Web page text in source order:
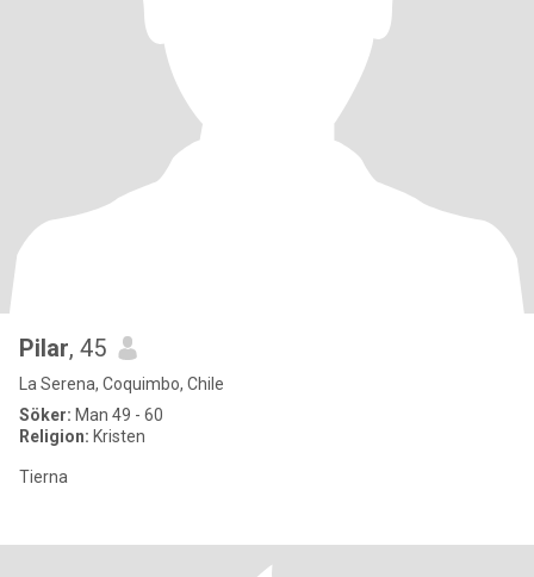
Pilar, 45
La Serena, Coquimbo, Chile
Söker: Man 49 - 60
Religion: Kristen
Tierna